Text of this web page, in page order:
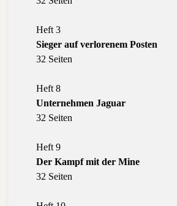
Heft 3
Sieger auf verlorenem Posten
32 Seiten
Heft 8
Unternehmen Jaguar
32 Seiten
Heft 9
Der Kampf mit der Mine
32 Seiten